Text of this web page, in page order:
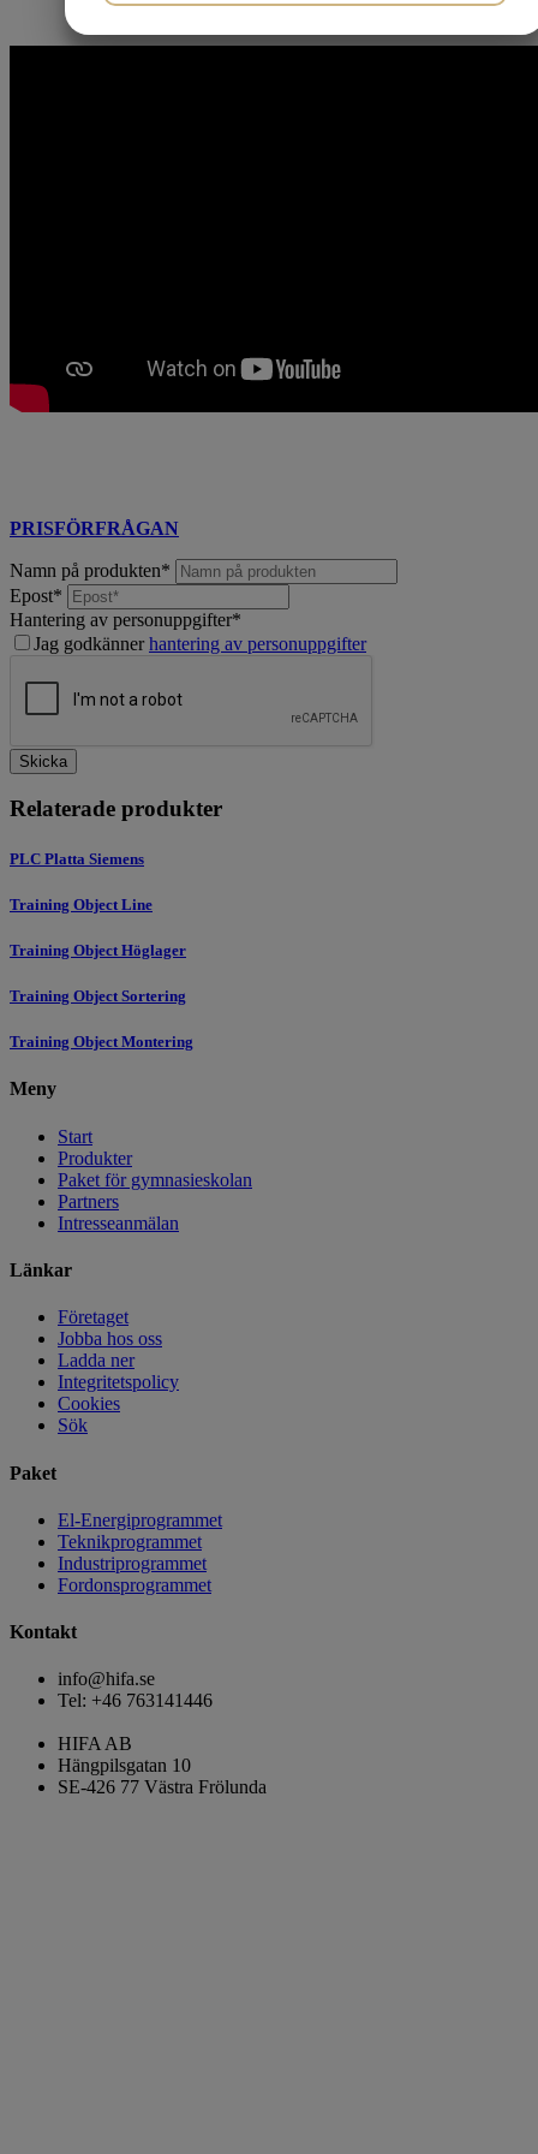
PRISFÖRFRÅGAN
Namn på produkten*
Epost*
Hantering av personuppgifter*
Jag godkänner hantering av personuppgifter
Skicka
Relaterade produkter
PLC Platta Siemens
Training Object Line
Training Object Höglager
Training Object Sortering
Training Object Montering
Meny
Start
Produkter
Paket för gymnasieskolan
Partners
Intresseanmälan
Länkar
Företaget
Jobba hos oss
Ladda ner
Integritetspolicy
Cookies
Sök
Paket
El-Energiprogrammet
Teknikprogrammet
Industriprogrammet
Fordonsprogrammet
Kontakt
info@hifa.se
Tel: +46 763141446
HIFA AB
Hängpilsgatan 10
SE-426 77 Västra Frölunda